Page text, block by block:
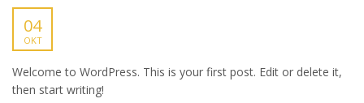
04
OKT
Welcome to WordPress. This is your first post. Edit or delete it,
then start writing!